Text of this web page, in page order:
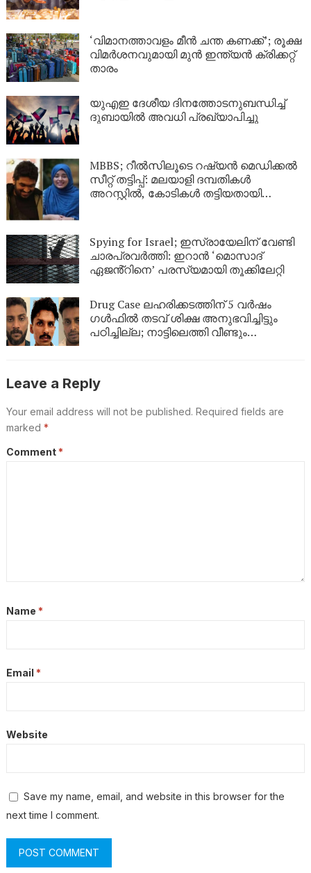
‘വിമാനത്താവളം മീന്‍ ചന്ത കണക്ക്’; രൂക്ഷ
വിമര്‍ശനവുമായി മുന്‍ ഇന്ത്യന്‍ ക്രിക്കറ്റ്
താരം
യുഎഇ ദേശീയ ദിനത്തോടനുബന്ധിച്ച്
ദുബായിൽ അവധി പ്രഖ്യാപിച്ചു
MBBS; റീൽസിലൂടെ റഷ്യൻ മെഡിക്കൽ
സീറ്റ് തട്ടിപ്പ്: മലയാളി ദമ്പതികൾ
അറസ്റ്റിൽ, കോടികൾ തട്ടിയതായി
Spying for Israel; ഇസ്രായേലിന് വേണ്ടി
ചാരപ്രവർത്തി: ഇറാൻ ‘മൊസാദ്
ഏജൻ്റിനെ’ പരസ്യമായി തൂക്കിലേറ്റി
Drug Case ലഹരിക്കടത്തിന് 5 വർഷം
ഗൾഫിൽ തടവ് ശിക്ഷ അനുഭവിച്ചിട്ടും
പഠിച്ചില്ല; നാട്ടിലെത്തി വീണ്ടും
Leave a Reply
Your email address will not be published. Required fields are
marked *
Comment *
Name *
Email *
Website
Save my name, email, and website in this browser for the
next time I comment.